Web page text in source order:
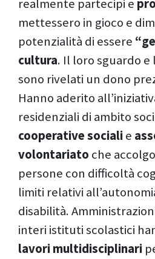
realmente partecipi e
mettessero in gioco e
potenzialità di essere
cultura. Il loro sguardo e
sono rivelati un dono
Hanno aderito
residenziali di ambito
cooperative socialie
volontariato che
persone con difficoltà
limiti relativi
disabilità.
interi istituti scolastici
lavori multidisciplinari